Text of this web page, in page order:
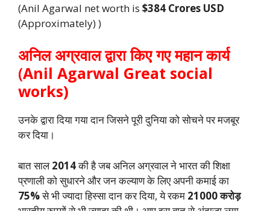
(Anil Agarwal net worth is $384 Crores USD
(Approximately) )
अनिल अग्रवाल द्वारा किए गए महान कार्य
(Anil Agarwal Great social
works)
उनके द्वारा दिया गया दान जिसने पूरी दुनिया को सोचने पर मजबूर
कर दिया।
बात साल2014की है जब अनिल अग्रवाल ने भारत की शिक्षा
प्रणाली को सुधारने और जन कल्याण के लिए अपनी कमाई का
75%से भी ज्यादा हिस्सा दान कर दिया, ये रकम 21000 करोड़